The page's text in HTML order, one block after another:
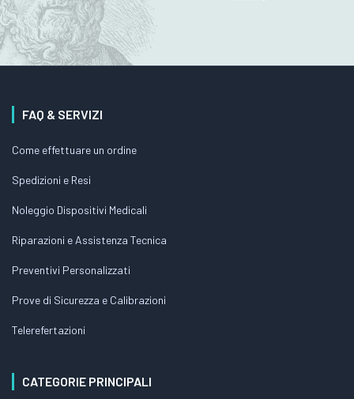
FAQ & SERVIZI
Come effettuare un ordine
Spedizioni e Resi
Noleggio Dispositivi Medicali
Riparazioni e Assistenza Tecnica
Preventivi Personalizzati
Prove di Sicurezza e Calibrazioni
Telerefertazioni
CATEGORIE PRINCIPALI